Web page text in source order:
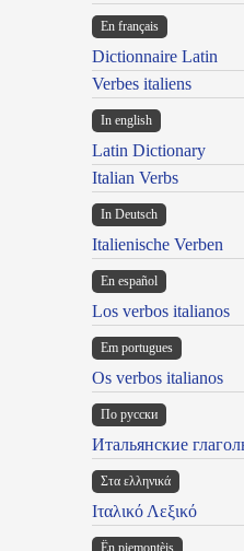
En français
Dictionnaire Latin
Verbes italiens
In english
Latin Dictionary
Italian Verbs
In Deutsch
Italienische Verben
En español
Los verbos italianos
Em portugues
Os verbos italianos
По русски
Итальянские
Στα ελληνικά
Ιταλικό Λεξικό
Ën piemontèis